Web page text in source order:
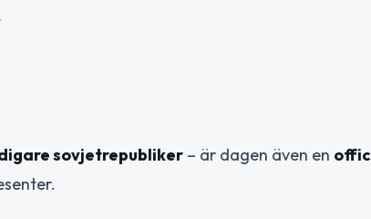
sovjetrepubliker – är dagen även en